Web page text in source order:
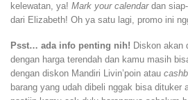
kelewatan, ya! Mark your calendardan
dari Elizabeth! Oh ya satu lagi, promo ini
Psst… ada info penting nih! Diskon akan
dengan harga terendah dan kamu masih
dengan diskon Mandiri Livin’poin atau
barang yang udah dibeli nggak bisa dituker